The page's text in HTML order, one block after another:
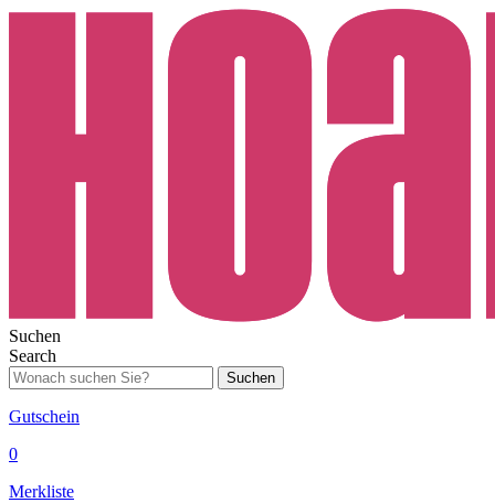
Suchen
Search
Suchen
Gutschein
0
Merkliste